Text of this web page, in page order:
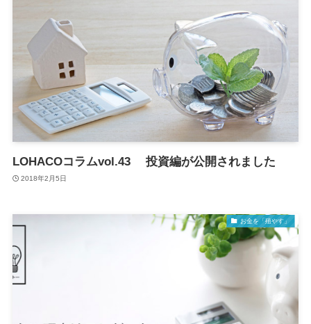
LOHACOコラムvol.43 投資編が公開されました
2018年2月5日
お金を「殖やす」